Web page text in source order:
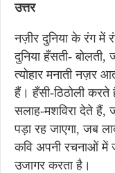
उत्तर
नज़ीर दुनिया के रंग में
दुनिया हँसती- बोलती,
त्योहार मनाती नज़र
हैं। हँसी-ठिठोली करते
सलाह-मशविरा देते हैं,
पड़ा रह जाएगा, जब
कवि अपनी रचनाओं में
उजागर करता है।